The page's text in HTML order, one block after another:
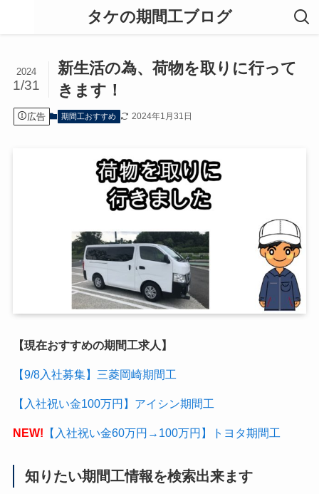
タケの期間工ブログ
新生活の為、荷物を取りに行って
きます！
2024
1/31
広告 期間工おすすめ 2024年1月31日
【現在おすすめの期間工求人】
【9/8入社募集】三菱岡崎期間工
【入社祝い金100万円】アイシン期間工
NEW! 【入社祝い金60万円→100万円】トヨタ期間工
知りたい期間工情報を検索出来ます